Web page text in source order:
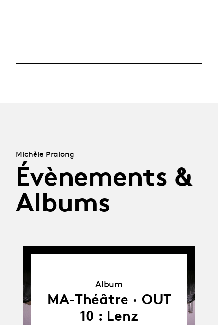
Michèle Pralong
Évènements &
Albums
Album
MA-Théâtre · OUT
10 : Lenz